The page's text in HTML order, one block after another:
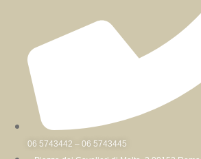
06 5743442 – 06 5743445